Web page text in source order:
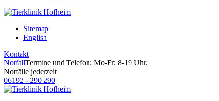
Sitemap
English
Kontakt
NotfallTermine und Telefon: Mo-Fr: 8-19 Uhr.
Notfälle jederzeit
06192 - 290 290